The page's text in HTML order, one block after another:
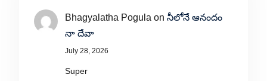
Bhagyalatha Pogula on నీలోనే ఆనందం
నా దేవా
July 28, 2026
Super